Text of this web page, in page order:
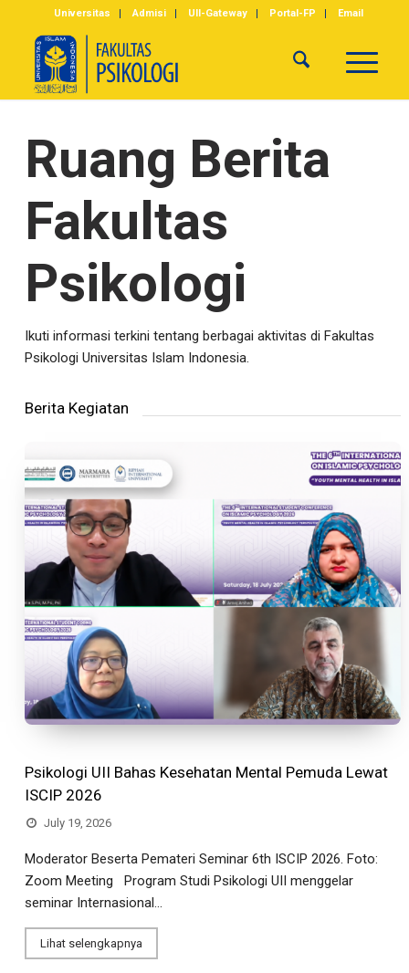
Universitas Admisi UII-Gateway Portal-FP Email
Ruang Berita
Fakultas
Psikologi
Ikuti informasi terkini tentang berbagai aktivitas di Fakultas
Psikologi Universitas Islam Indonesia.
Berita Kegiatan
Psikologi UII Bahas Kesehatan Mental Pemuda Lewat
ISCIP 2026
July 19, 2026
Moderator Beserta Pemateri Seminar 6th ISCIP 2026. Foto:
Zoom Meeting Program Studi Psikologi UII menggelar
seminar Internasional...
Lihat selengkapnya